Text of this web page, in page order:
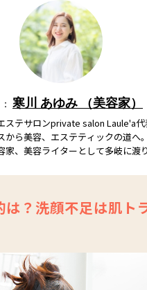
寒川 あゆみ （美容家）
ステサロンprivate salon Laule'a
から美容、エステティックの道へ
家、美容ライターとして多岐に渡
は？洗顔不足は肌ト